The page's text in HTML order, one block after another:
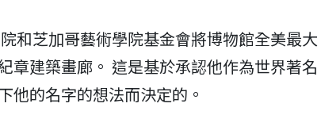
和芝加哥藝術學院基金會將博物館全美最大
章建築畫廊。 這是基於承認他作為世界著名
他的名字的想法而決定的。